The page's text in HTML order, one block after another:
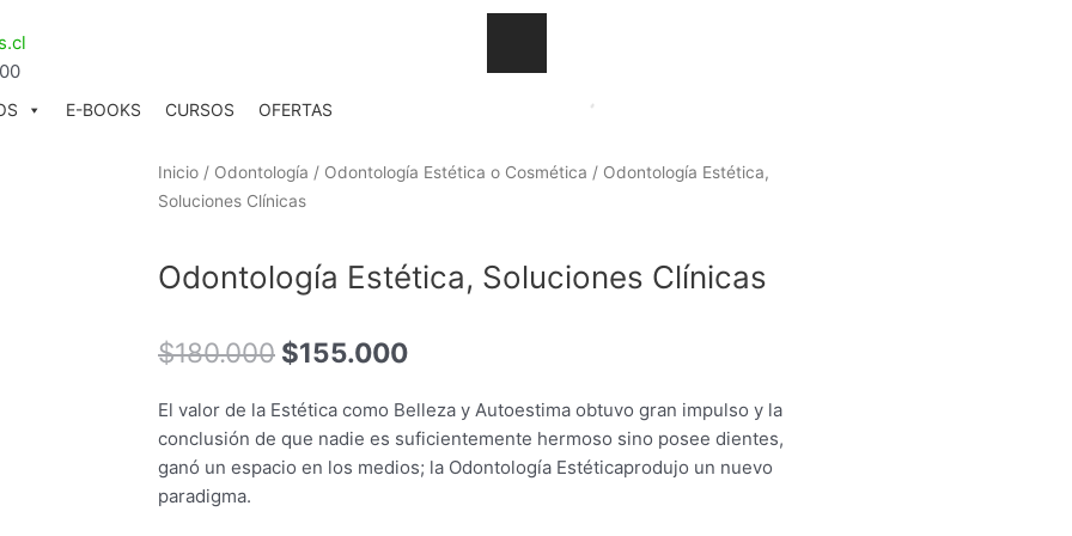
g
m
E-BOOKS CURSOS OFERTAS
Inicio / Odontología / Odontología Estética o Cosmética / Odontología Estética,
Soluciones Clínicas
Odontología Estética, Soluciones Clínicas
$180.000 El
original
era:
$180.000.
$155.000El
actual
es:
$155.000.
El valor de la Estética como Belleza y Autoestima obtuvo gran impulso y la
conclusión de que nadie es suficientemente hermoso sino posee dientes,
ganó un espacio en los medios; la Odontología Estéticaprodujo un nuevo
paradigma.